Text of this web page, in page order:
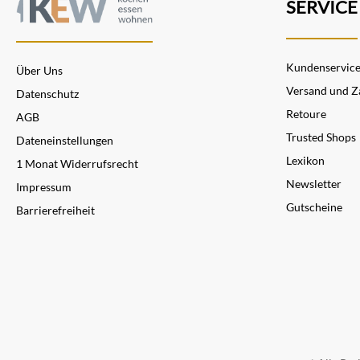
Über Uns
Datenschutz
AGB
Dateneinstellungen
1 Monat Widerrufsrecht
Impressum
Barrierefreiheit
SERVICE
Kundenservice
Versand und
Retoure
Trusted Shops
Lexikon
Newsletter
Gutscheine